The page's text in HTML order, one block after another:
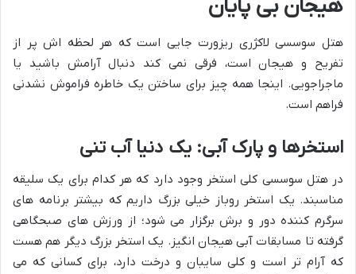
هیجان بی پایان
هتل سوسسی لاکژری ریزورت جایی است که هر لحظه اش پر از
تفریح و هیجان است، فرقی نمی کند دنبال آرامش باشید یا
ماجراجویی. اینجا همه چیز برای ساختن یک خاطره فراموش نشدنی
فراهم است.
استخرها و پارک آبی: یک دنیا آب تنی
در هتل سوسسی کلی استخر وجود دارد که هر کدام برای یک سلیقه
مناسبند. یک استخر روباز خیلی بزرگ داریم که بیشتر برنامه های
سرگرم کننده دور و برش برگزار می شود؛ از ورزش های صبحگاهی
گرفته تا مسابقات آبی هیجان انگیز. یک استخر بزرگ دیگر هم هست
که آرام تر است و کلی سایبان و درخت دارد، برای کسانی که می